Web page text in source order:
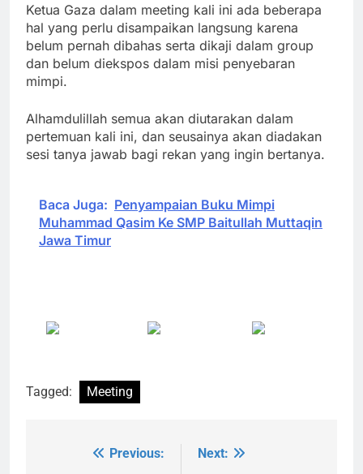
Ketua Gaza dalam meeting kali ini ada beberapa
hal yang perlu disampaikan langsung karena
belum pernah dibahas serta dikaji dalam group
dan belum diekspos dalam misi penyebaran
mimpi.
Alhamdulillah semua akan diutarakan dalam
pertemuan kali ini, dan seusainya akan diadakan
sesi tanya jawab bagi rekan yang ingin bertanya.
Baca Juga: Penyampaian Buku Mimpi
Muhammad Qasim Ke SMP Baitullah Muttaqin
Jawa Timur
Tagged: Meeting
NavigasiPrevious:
Next: